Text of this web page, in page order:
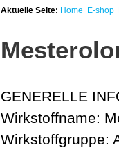
Aktuelle Seite: Home E-shop
GENERELLE
Wirkstoffname:
Wirkstoffgruppe: